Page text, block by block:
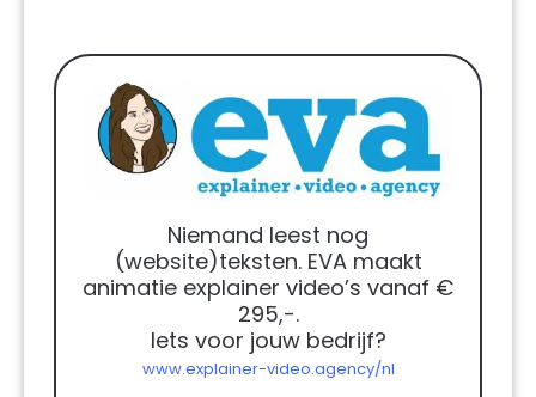
Niemand leest nog
(website)teksten. EVA maakt
animatie explainer video’s vanaf €
295,-.
Iets voor jouw bedrijf?
www.explainer-video.agency/nl